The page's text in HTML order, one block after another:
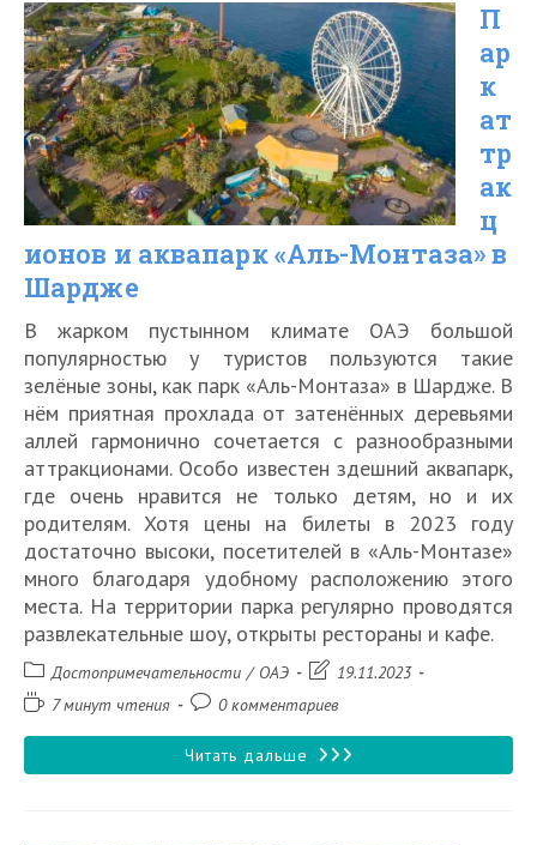
Куршской
косе
П
ар
к
ат
тр
ак
ц
ионов и аквапарк «Аль-Монтаза» в
Шардже
В жарком пустынном климате ОАЭ большой
популярностью у туристов пользуются такие
зелёные зоны, как парк «Аль-Монтаза» в Шардже. В
нём приятная прохлада от затенённых деревьями
аллей гармонично сочетается с разнообразными
аттракционами. Особо известен здешний аквапарк,
где очень нравится не только детям, но и их
родителям. Хотя цены на билеты в 2023 году
достаточно высоки, посетителей в «Аль-Монтазе»
много благодаря удобному расположению этого
места. На территории парка регулярно проводятся
развлекательные шоу, открыты рестораны и кафе.
Рубрика
записи:
Достопримечательности / ОАЭ
Запись19.11.2023
Время7 минут чтения
Комментарии
записи:
0 комментариев
Читать дальше Парк